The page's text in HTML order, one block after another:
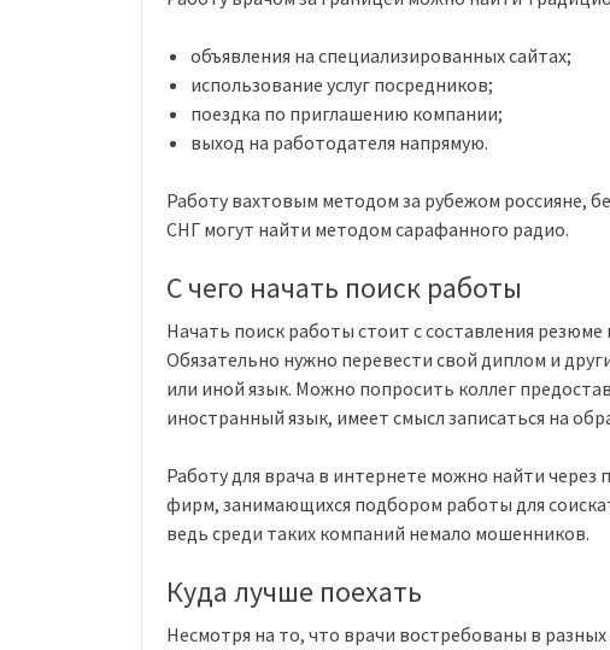
объявления на специализированных сайтах;
использование услуг посредников;
поездка по приглашению компании;
выход на работодателя напрямую.
Работу вахтовым методом за рубежом россияне,
СНГ могут найти методом сарафанного радио.
С чего начать поиск работы
Начать поиск работы стоит с составления резюме
Обязательно нужно перевести свой диплом и
или иной язык. Можно попросить коллег
иностранный язык, имеет смысл записаться на
Работу для врача в интернете можно найти через
фирм, занимающихся подбором работы для
ведь среди таких компаний немало мошенников.
Куда лучше поехать
Несмотря на то, что врачи востребованы в